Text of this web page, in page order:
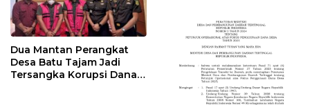
Dua Mantan Perangkat
Desa Batu Tajam Jadi
Tersangka Korupsi Dana